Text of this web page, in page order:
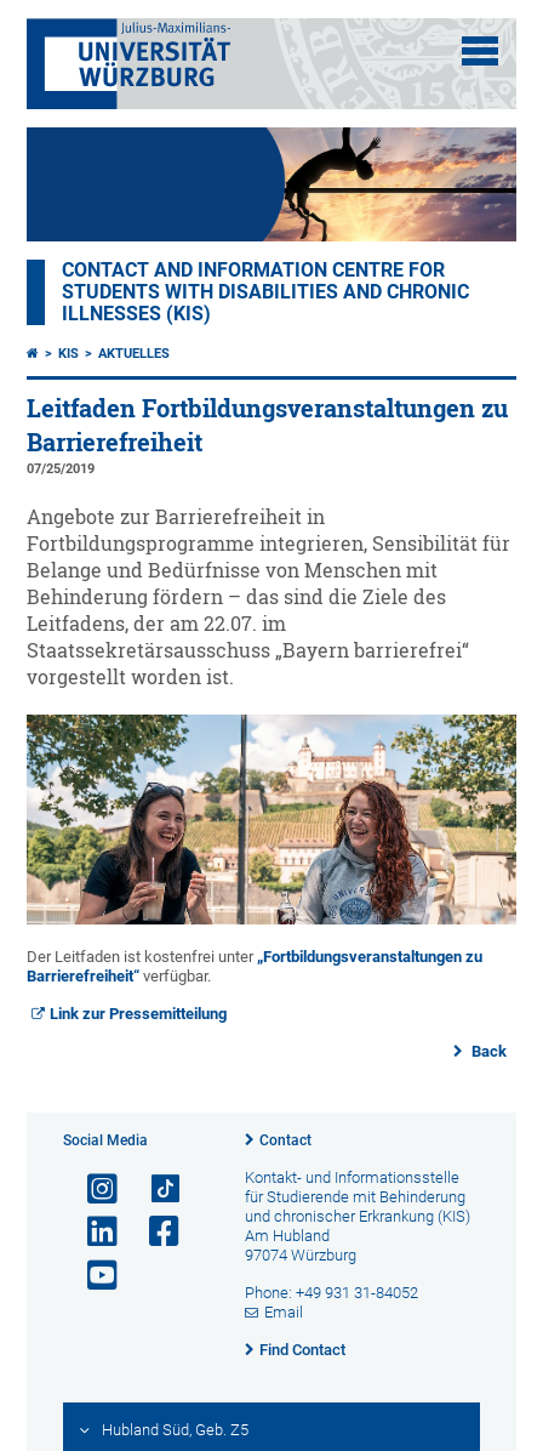
CONTACT AND INFORMATION CENTRE FOR
STUDENTS WITH DISABILITIES AND CHRONIC
ILLNESSES (KIS)
KIS AKTUELLES
Leitfaden Fortbildungsveranstaltungen zu
Barrierefreiheit
07/25/2019
Angebote zur Barrierefreiheit in
Fortbildungsprogramme integrieren, Sensibilität für
Belange und Bedürfnisse von Menschen mit
Behinderung fördern – das sind die Ziele des
Leitfadens, der am 22.07. im
Staatssekretärsausschuss „Bayern barrierefrei“
vorgestellt worden ist.
Der Leitfaden ist kostenfrei unter „Fortbildungsveranstaltungen zu
Barrierefreiheit“ verfügbar.
Link zur Pressemitteilung
Back
Social Media Contact
Kontakt- und Informationsstelle
für Studierende mit Behinderung
und chronischer Erkrankung (KIS)
Am Hubland
97074 Würzburg
Phone: +49 931 31-84052
Email
Find Contact
Hubland Süd, Geb. Z5